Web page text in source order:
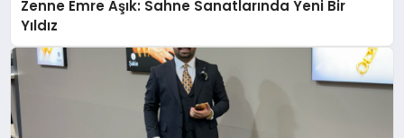
Zenne Emre Aşık: Sahne Sanatlarında Yeni Bir
Yıldız